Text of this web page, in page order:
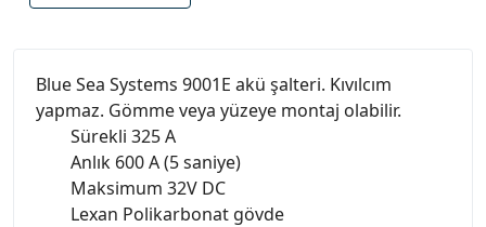
Blue Sea Systems 9001E akü şalteri. Kıvılcım
yapmaz. Gömme veya yüzeye montaj olabilir.
Sürekli 325 A
Anlık 600 A (5 saniye)
Maksimum 32V DC
Lexan Polikarbonat gövde